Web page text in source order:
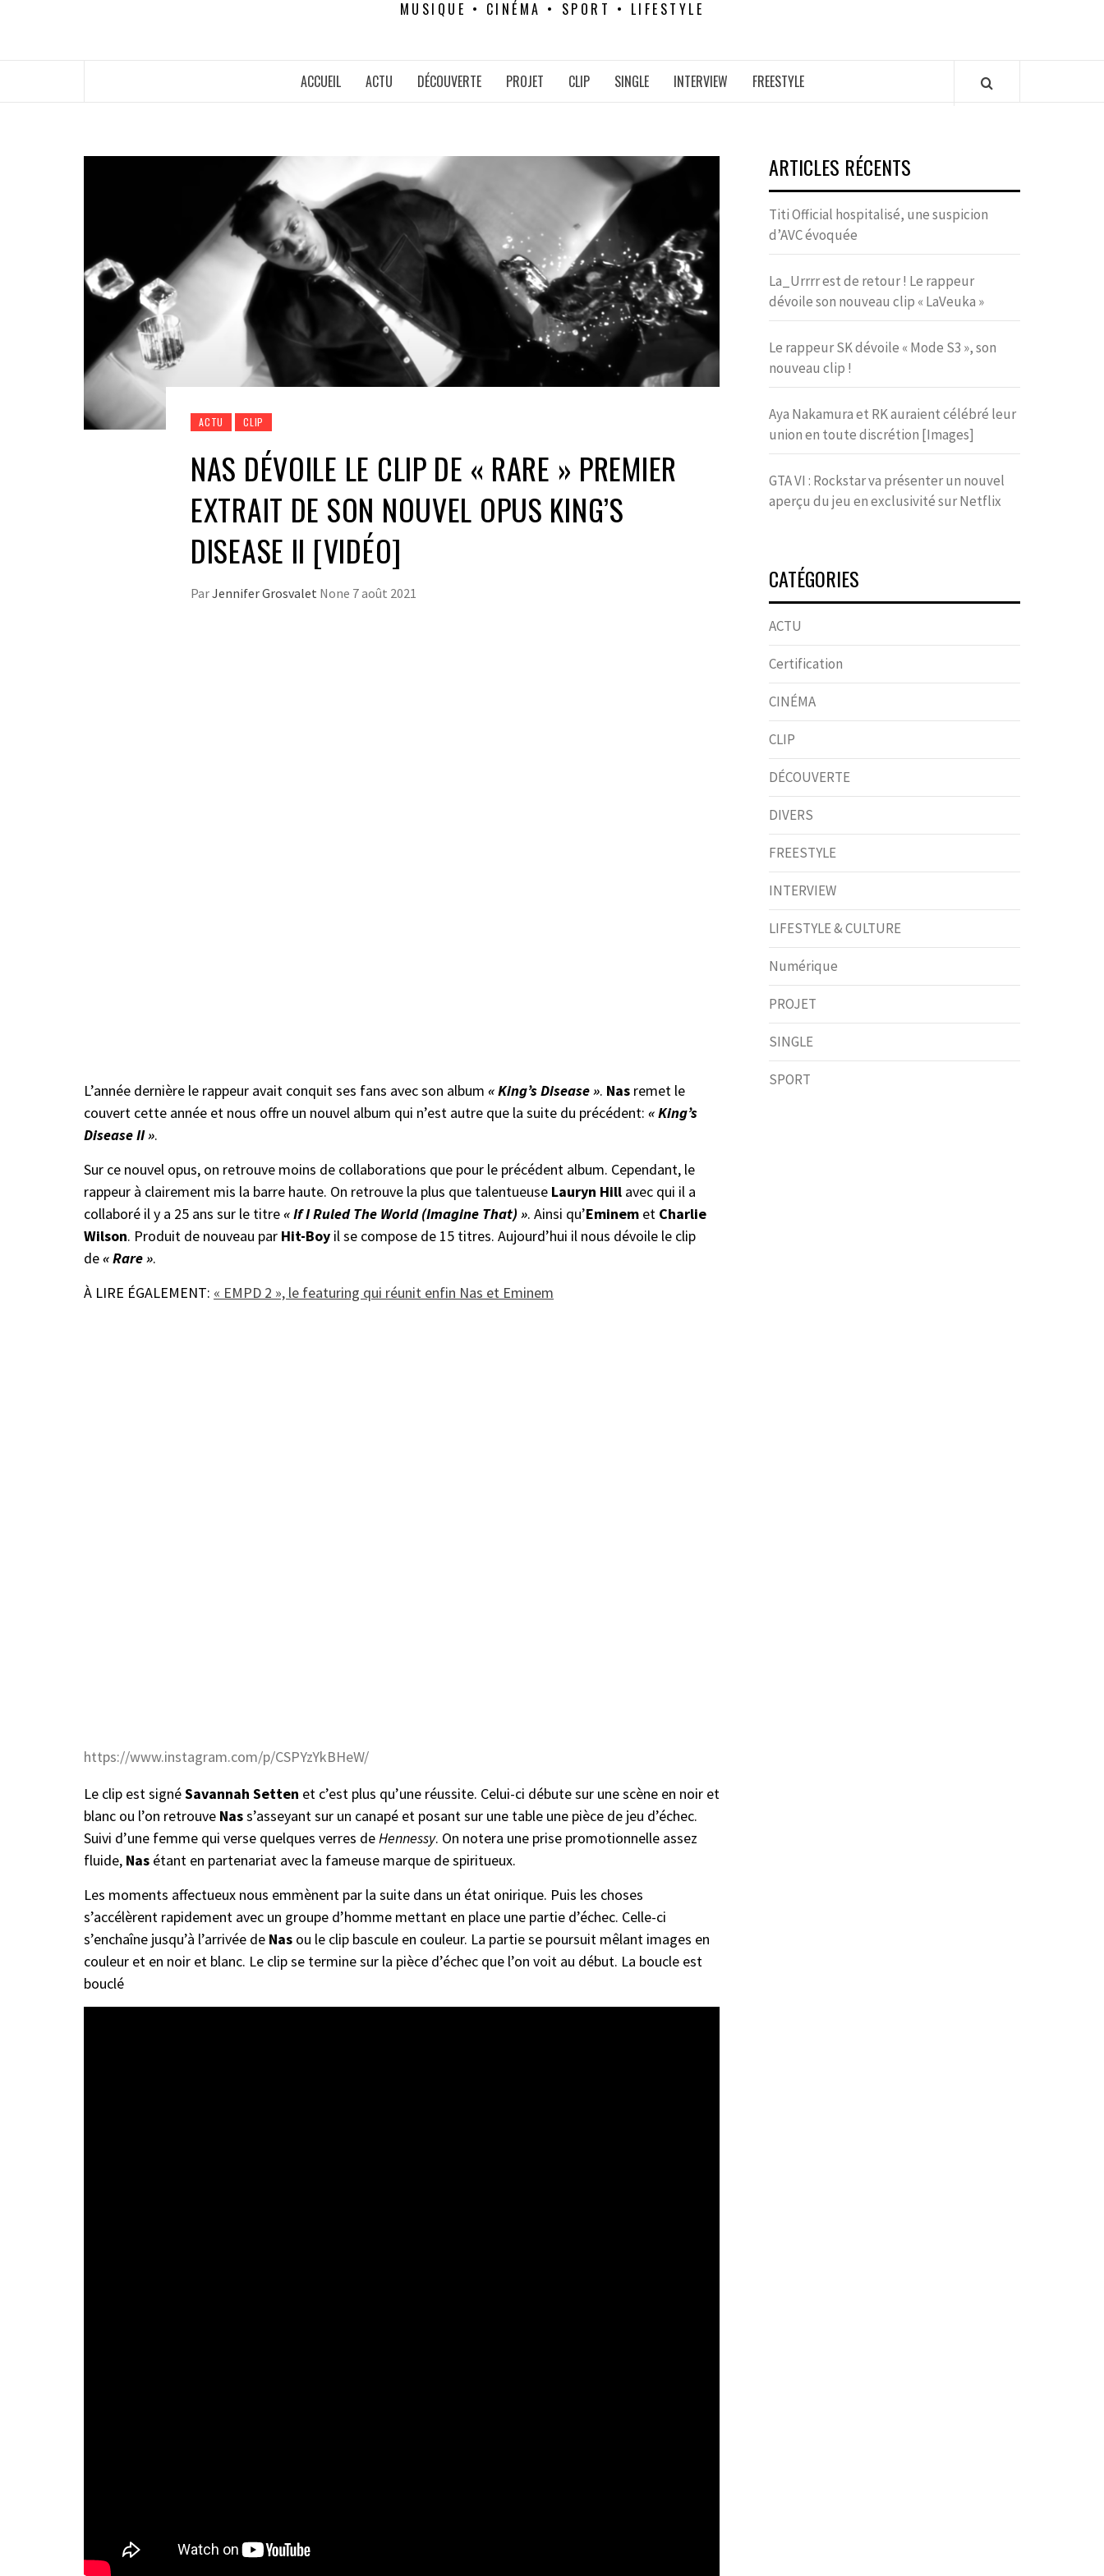
MUSIQUE • CINÉMA • SPORT • LIFESTYLE
ACCUEIL ACTU DÉCOUVERTE PROJET CLIP SINGLE INTERVIEW FREESTYLE
ACTU CLIP
NAS DÉVOILE LE CLIP DE « RARE » PREMIER
EXTRAIT DE SON NOUVEL OPUS KING’S
DISEASE II [VIDÉO]
ParJennifer Grosvalet None 7 août 2021
L’année dernière le rappeur avait conquit ses fans avec son album « King’s Disease ». Nas remet le
couvert cette année et nous offre un nouvel album qui n’est autre que la suite du précédent: « King’s
Disease II ».
Sur ce nouvel opus, on retrouve moins de collaborations que pour le précédent album. Cependant, le
rappeur à clairement mis la barre haute. On retrouve la plus que talentueuse Lauryn Hill avec qui il a
collaboré il y a 25 ans sur le titre« If I Ruled The World (Imagine That) ». Ainsi qu’Eminem et Charlie
Wilson. Produit de nouveau par Hit-Boy il se compose de 15 titres. Aujourd’hui il nous dévoile le clip
de« Rare ».
À LIRE ÉGALEMENT: « EMPD 2 », le featuring qui réunit enfin Nas et Eminem
https://www.instagram.com/p/CSPYzYkBHeW/
Le clip est signéSavannah Setten et c’est plus qu’une réussite. Celui-ci débute sur une scène en noir et
blanc ou l’on retrouve Nass’asseyant sur un canapé et posant sur une table une pièce de jeu d’échec.
Suivi d’une femme qui verse quelques verres deHennessy. On notera une prise promotionnelle assez
fluide, Nas étant en partenariat avec la fameuse marque de spiritueux.
Les moments affectueux nous emmènent par la suite dans un état onirique. Puis les choses
s’accélèrent rapidement avec un groupe d’homme mettant en place une partie d’échec. Celle-ci
s’enchaîne jusqu’à l’arrivée de Nas ou le clip bascule en couleur. La partie se poursuit mêlant images en
couleur et en noir et blanc. Le clip se termine sur la pièce d’échec que l’on voit au début. La boucle est
bouclé
ARTICLES RÉCENTS
Titi Official hospitalisé, une suspicion
d’AVC évoquée
La_Urrrr est de retour ! Le rappeur
dévoile son nouveau clip « LaVeuka »
Le rappeur SK dévoile « Mode S3 », son
nouveau clip !
Aya Nakamura et RK auraient célébré leur
union en toute discrétion [Images]
GTA VI : Rockstar va présenter un nouvel
aperçu du jeu en exclusivité sur Netflix
CATÉGORIES
ACTU
Certification
CINÉMA
CLIP
DÉCOUVERTE
DIVERS
FREESTYLE
INTERVIEW
LIFESTYLE & CULTURE
Numérique
PROJET
SINGLE
SPORT